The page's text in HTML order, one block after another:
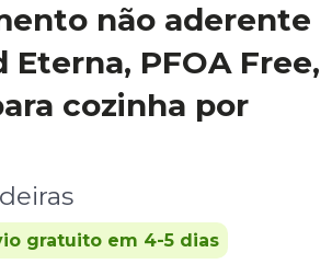
não aderente
PFOA Free,
cozinha por
gratuito em 4-5 dias